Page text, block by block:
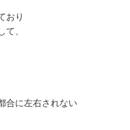
おり
、
合に左右されない